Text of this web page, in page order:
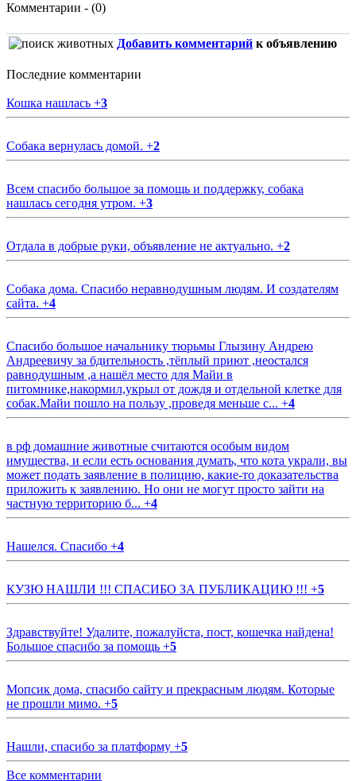
Комментарии - (0)
Добавить комментарий к объявлению
Последние комментарии
Кошка нашлась +3
Собака вернулась домой. +2
Всем спасибо большое за помощь и поддержку, собака
нашлась сегодня утром. +3
Отдала в добрые руки, объявление не актуально. +2
Собака дома. Спасибо неравнодушным людям. И создателям
сайта. +4
Спасибо большое начальнику тюрьмы Глызину Андрею
Андреевичу за бдительность ,тёплый приют ,неостался
равнодушным ,а нашёл место для Майи в
питомнике,накормил,укрыл от дождя и отдельной клетке для
собак.Майи пошло на пользу ,проведя меньше с... +4
в рф домашние животные считаются особым видом
имущества, и если есть основания думать, что кота украли, вы
может подать заявление в полицию, какие-то доказательства
приложить к заявлению. Но они не могут просто зайти на
частную территорию б... +4
Нашелся. Спасибо +4
КУЗЮ НАШЛИ !!! СПАСИБО ЗА ПУБЛИКАЦИЮ !!! +5
Здравствуйте! Удалите, пожалуйста, пост, кошечка найдена!
Большое спасибо за помощь +5
Мопсик дома, спасибо сайту и прекрасным людям. Которые
не прошли мимо. +5
Нашли, спасибо за платформу +5
Все комментарии